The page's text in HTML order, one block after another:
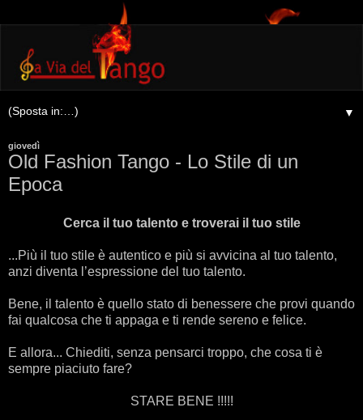
▼
giovedì
Old Fashion Tango - Lo Stile di un
Epoca
Cerca il tuo talento e troverai il tuo stile
...Più il tuo stile è autentico e più si avvicina al tuo talento,
anzi diventa l’espressione del tuo talento.
Bene, il talento è quello stato di benessere che provi quando
fai qualcosa che ti appaga e ti rende sereno e felice.
E allora... Chiediti, senza pensarci troppo, che cosa ti è
sempre piaciuto fare?
STARE BENE !!!!!